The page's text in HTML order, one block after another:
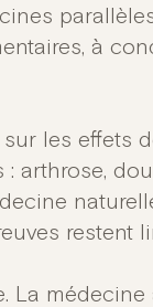
à
les effets
arthrose,
restent
La